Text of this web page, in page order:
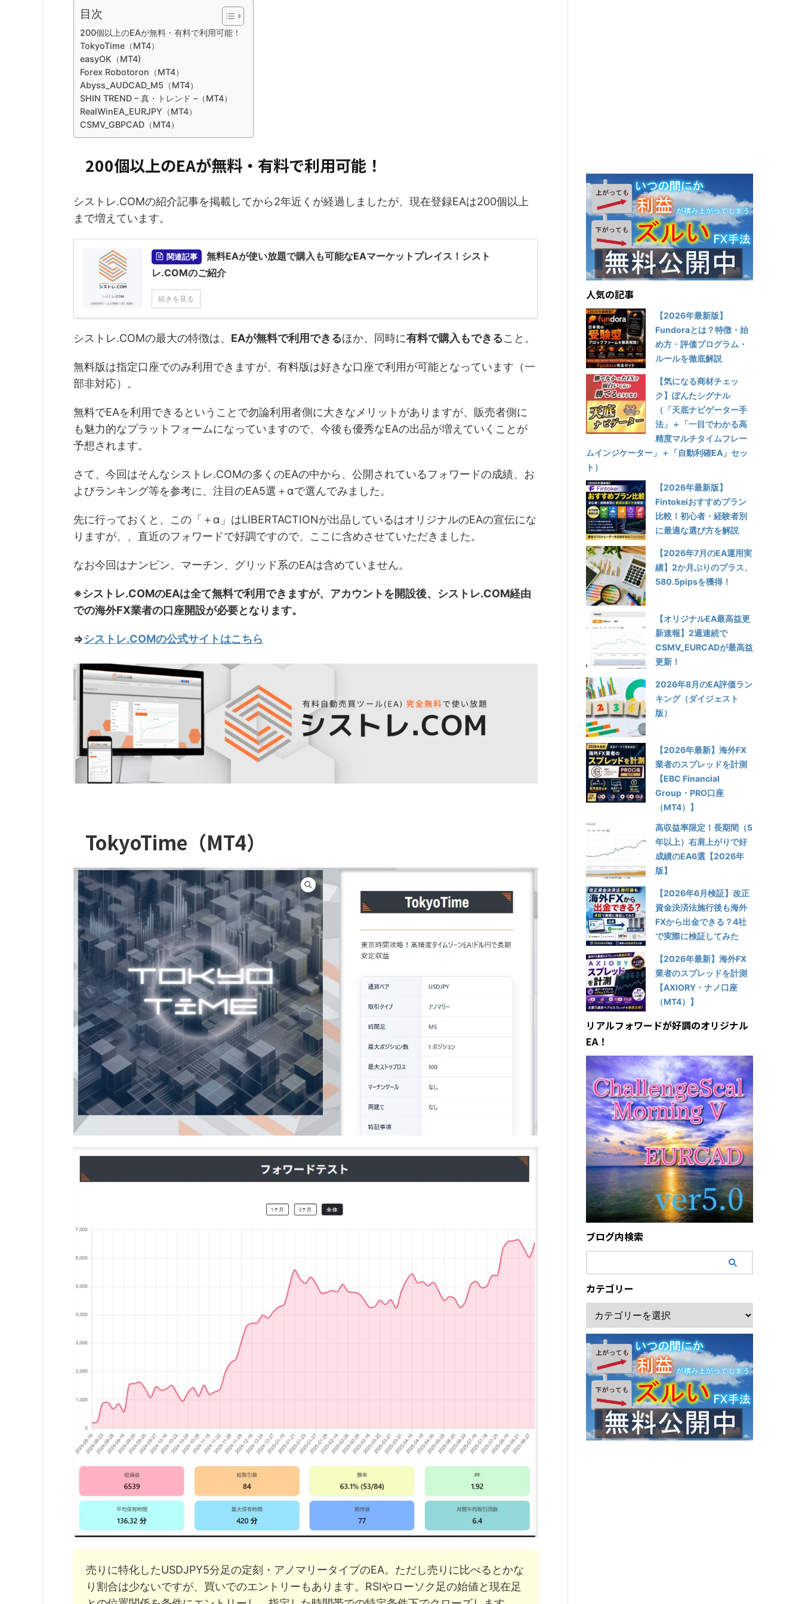
目次
200個以上のEAが無料・有料で利用可能！
TokyoTime（MT4）
easyOK（MT4)
Forex Robotoron（MT4）
Abyss_AUDCAD_M5（MT4）
SHIN TREND – 真・トレンド –（MT4）
RealWinEA_EURJPY（MT4）
CSMV_GBPCAD（MT4）
200個以上のEAが無料・有料で利用可能！
シストレ.COMの紹介記事を掲載してから2年近くが経過しましたが、現在登録EAは200個以上
まで増えています。
関連記事
無料EAが使い放題で購入も可能なEAマーケットプレイス！シスト
レ.COMのご紹介
続きを見る
シストレ.COMの最大の特徴は、 EAが無料で利用できるほか、同時に有料で購入もできること。
無料版は指定口座でのみ利用できますが、有料版は好きな口座で利用が可能となっています（一
部非対応）。
無料でEAを利用できるということで勿論利用者側に大きなメリットがありますが、販売者側に
も魅力的なプラットフォームになっていますので、今後も優秀なEAの出品が増えていくことが
予想されます。
さて、今回はそんなシストレ.COMの多くのEAの中から、公開されているフォワードの成績、お
よびランキング等を参考に、注目のEA5選＋αで選んでみました。
先に行っておくと、この「＋α」はLIBERTACTIONが出品しているはオリジナルのEAの宣伝にな
りますが、、直近のフォワードで好調ですので、ここに含めさせていただきました。
なお今回はナンピン、マーチン、グリッド系のEAは含めていません。
※シストレ.COMのEAは全て無料で利用できますが、アカウントを開設後、シストレ.COM経由
での海外FX業者の口座開設が必要となります。
⇒シストレ.COMの公式サイトはこちら
TokyoTime（MT4）
売りに特化したUSDJPY5分足の定刻・アノマリータイプのEA。ただし売りに比べるとかな
り割合は少ないですが、買いでのエントリーもあります。RSIやローソク足の始値と現在足
人気の記事
【2026年最新版】
Fundoraとは？特徴・始
め方・評価プログラム・
ルールを徹底解説
【気になる商材チェッ
ク】ぽんたシグナル
（「天底ナビゲーター手
法」＋「一目でわかる高
精度マルチタイムフレー
ムインジケーター」＋「自動利確EA」セッ
ト）
【2026年最新版】
Fintokeiおすすめプラン
比較！初心者・経験者別
に最適な選び方を解説
【2026年7月のEA運用実
績】2か月ぶりのプラス、
580.5pipsを獲得！
【オリジナルEA最高益更
新速報】2週連続で
CSMV_EURCADが最高益
更新！
2026年8月のEA評価ラン
キング（ダイジェスト
版）
【2026年最新】海外FX
業者のスプレッドを計測
【EBC Financial
Group・PRO口座
（MT4）】
高収益率限定！長期間（5
年以上）右肩上がりで好
成績のEA6選【2026年
版】
【2026年6月検証】改正
資金決済法施行後も海外
FXから出金できる？4社
で実際に検証してみた
【2026年最新】海外FX
業者のスプレッドを計測
【AXIORY・ナノ口座
（MT4）】
リアルフォワードが好調のオリジナル
EA！
ブログ内検索
カテゴリー